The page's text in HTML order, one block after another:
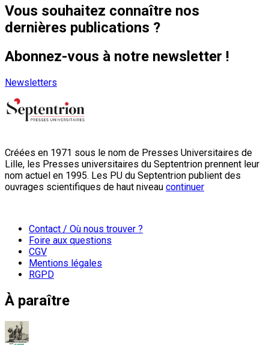
Vous souhaitez connaître nos
dernières publications ?
Abonnez-vous à notre newsletter !
Newsletters
Créées en 1971 sous le nom de Presses Universitaires de
Lille, les Presses universitaires du Septentrion prennent leur
nom actuel en 1995. Les PU du Septentrion publient des
ouvrages scientifiques de haut niveau continuer
Contact / Où nous trouver ?
Foire aux questions
CGV
Mentions légales
RGPD
À paraître